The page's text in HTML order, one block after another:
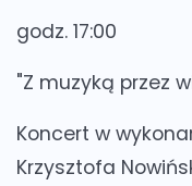
godz. 17:00
"Z muzyką przez
Koncert w
Krzysztofa